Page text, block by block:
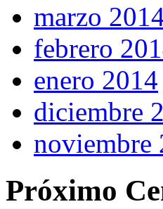
marzo
febrero
enero 2014
diciembre
noviembre
Próximo